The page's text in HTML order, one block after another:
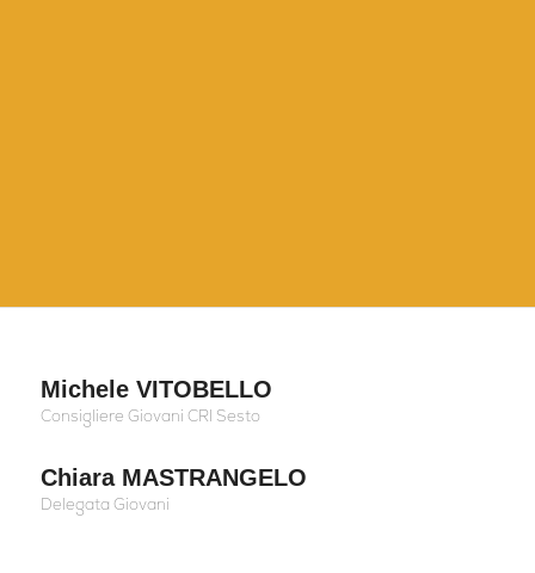
Michele VITOBELLO
Consigliere Giovani CRI Sesto
Chiara MASTRANGELO
Delegata Giovani